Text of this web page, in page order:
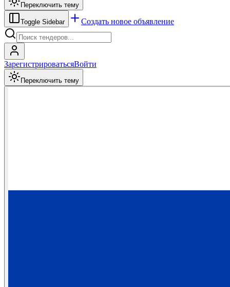
Переключить тему
Toggle Sidebar Создать новое объявление
ЗарегистрироватьсяВойти
Переключить тему